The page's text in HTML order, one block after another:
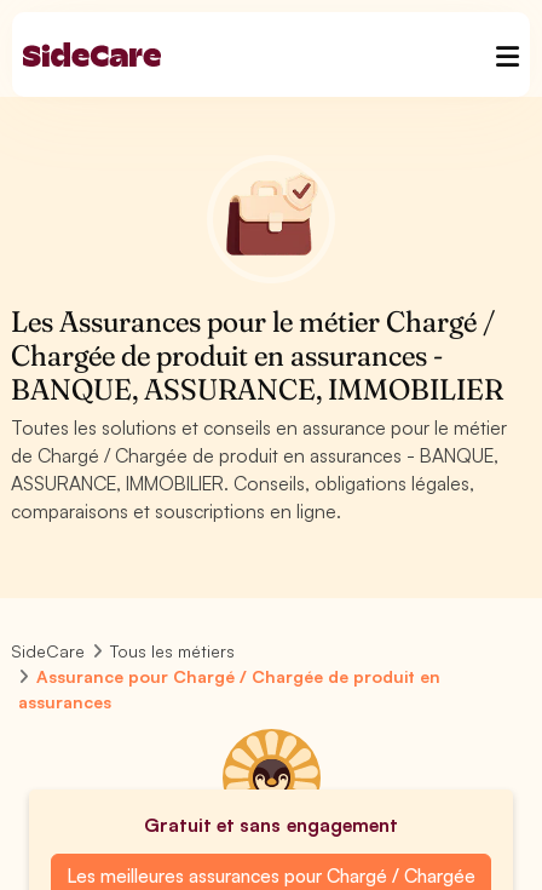
Les Assurances pour le métier Chargé /
Chargée de produit en assurances -
BANQUE, ASSURANCE, IMMOBILIER
Toutes les solutions et conseils en assurance pour le métier
de Chargé / Chargée de produit en assurances - BANQUE,
ASSURANCE, IMMOBILIER. Conseils, obligations légales,
comparaisons et souscriptions en ligne.
SideCare
Tous les métiers
Assurance pour Chargé / Chargée de produit en
assurances
Gratuit et sans engagement
Les meilleures assurances pour Chargé / Chargée